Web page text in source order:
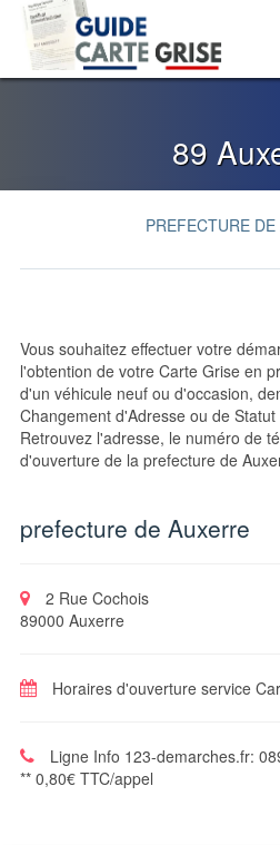
89
PREFECTURE
Vous souhaitez effectuer votre
l'obtention de votre Carte Grise en
d'un véhicule neuf ou d'occasion,
Changement d'Adresse ou de
Retrouvez l'adresse, le numéro de
d'ouverture de la prefecture de
prefecture de Auxerre
2 Rue Cochois
89000 Auxerre
Horaires d'ouverture service
Ligne Info 123-demarches.fr:
** 0,80€ TTC/appel